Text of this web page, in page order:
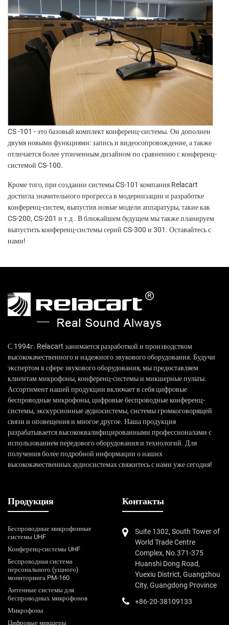
CS -101 - это базовый комплект конференц-системы. Он дополнен
двумя новыми функциями: запись и видеосопровождение, а также
отличается более утонченным дизайном по сравнению с конференц-
системой CS-100.
Кроме того, при создании системы CS-101 компания Relacart
достигла значительного прогресса в модернизации и разработке
конференц-систем, выпустив новые модели аппаратуры, такие как
CS-200, CS-201 и т.д . В ближайшем будущем мы также планируем
выпустить конференц-системы серий CS-300 и 301. Оставайтесь с
нами!
С 1994г. Relacart занимается разработкой и производством
высококачественного и надежного звукового оборудования. Будучи
экспертом в сфере звукового оборудования, мы предоставляем
клиентам микрофоны, конференц-системы и микшерные пульты.
Ассортимент нашей продукции включает в себя цифровые
беспроводные микрофоны, цифровые беспроводные конференц-
системы, экскурсионные аудиосистемы, системы громкоговорящей
связи и оповещения и многое другое. Наша продукция
разрабатывается высококвалифицированными профессионалами с
использованием передового оборудования и технологий. Для
получения более подробной информации о наших
высококачественных аудиосистемах свяжитесь с нами уже сегодня!
Продукция
Беспроводные микрофонные
системы UHF
Конференц-системы UHF
Беспроводная система
персонального (ушного)
мониторинга PM-160
Антенные системы для
беспроводных микрофонов
Микрофоны
Цифровые микшеры
Контакты
Suite 1302, South Tower of
World Trade Centre
Complex, No.371-375
Huanshi Dong Road,
Yuexiu District, Guangzhou
City, Guangdong Province
+86-20-38109133